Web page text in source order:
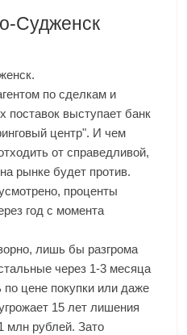
Судженск
по сделкам и
поставок выступает банк
центр". И чем
от справедливой,
рынке будет против.
проценты
год с момента
лишь бы разгрома
через 1-3 месяца
цене покупки или даже
15 лет лишения
млн рублей. Зато